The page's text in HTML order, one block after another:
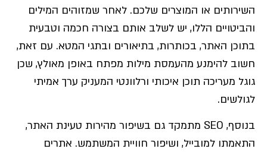
השירותים או המוצרים שלכם. לאחר שמזוהים המילים
והביטויים הללו, יש לשלב אותם בצורה חכמה וטבעית
בתוכן האתר, בכותרות, בתיאורים ובתגי המטא. עם זאת,
חשוב להימנע מהעמסת מילות מפתח באופן מאולץ, שכן
גוגל מעריכה תוכן איכותי ורלוונטי המעניק ערך אמיתי
לגולשים.
בנוסף, SEO מתמקד גם בשיפור מהירות טעינת האתר,
התאמתו למובייל, ושיפור חוויית המשתמש. אתרים